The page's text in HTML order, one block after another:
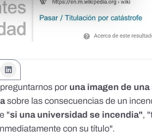
por una imagen de
sobre las consecuencias de un
"si una universidad se incendia",
con su título".